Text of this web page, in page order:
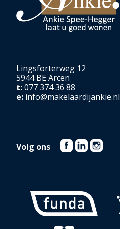
Lingsforterweg 12
5944 BE Arcen
t:077 374 36 88
e: info@makelaardijankie.nl
Volg ons